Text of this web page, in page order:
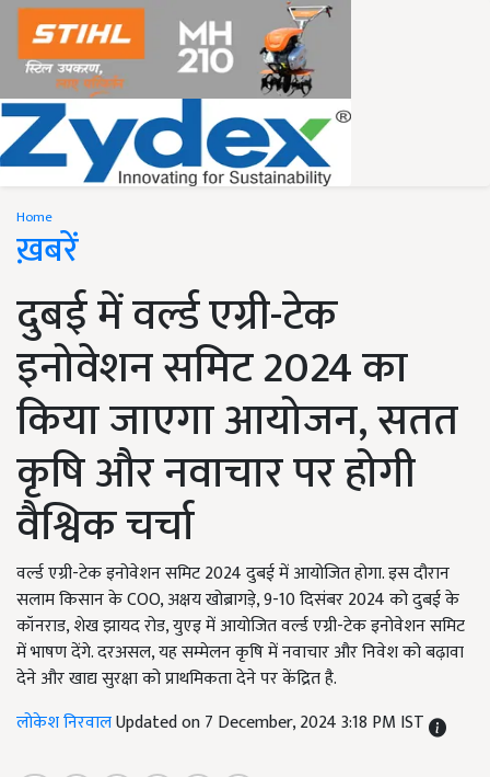
Home
ख़बरें
दुबई में वर्ल्ड एग्री-टेक
इनोवेशन समिट 2024 का
किया जाएगा आयोजन, सतत
कृषि और नवाचार पर होगी
वैश्विक चर्चा
वर्ल्ड एग्री-टेक इनोवेशन समिट 2024 दुबई में आयोजित होगा. इस दौरान
सलाम किसान के COO, अक्षय खोब्रागड़े, 9-10 दिसंबर 2024 को दुबई के
कॉनराड, शेख झायद रोड, युएइ में आयोजित वर्ल्ड एग्री-टेक इनोवेशन समिट
में भाषण देंगे. दरअसल, यह सम्मेलन कृषि में नवाचार और निवेश को बढ़ावा
देने और खाद्य सुरक्षा को प्राथमिकता देने पर केंद्रित है.
लोकेश निरवालUpdated on 7 December, 2024 3:18 PM IST